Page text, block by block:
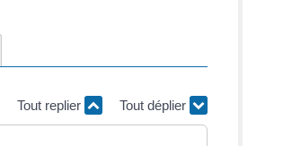
Tout replier Tout déplier